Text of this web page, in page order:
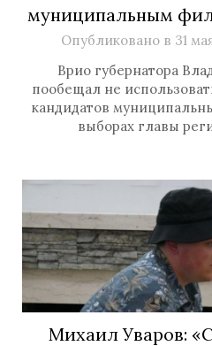
муниципальным
Опубликовано в 31
Врио губернатора
пообещал не
кандидатов
выборах главы
Михаил Уваров: